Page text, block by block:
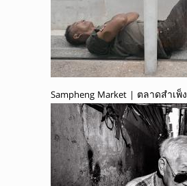
Sampheng Market | ตลาดสำเพ็ง